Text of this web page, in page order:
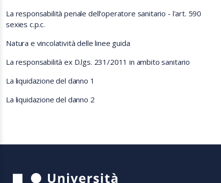
La responsabilità penale dell'operatore sanitario - l'art. 590
sexies c.p.c.
Natura e vincolatività delle linee guida
La responsabilità ex D.lgs. 231/2011 in ambito sanitario
La liquidazione del danno 1
La liquidazione del danno 2